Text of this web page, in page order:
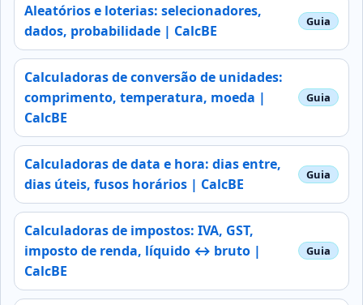
Aleatórios e loterias: selecionadores,
dados, probabilidade | CalcBE
Calculadoras de conversão de unidades:
comprimento, temperatura, moeda |
CalcBE
Calculadoras de data e hora: dias entre,
dias úteis, fusos horários | CalcBE
Calculadoras de impostos: IVA, GST,
imposto de renda, líquido ↔ bruto |
CalcBE